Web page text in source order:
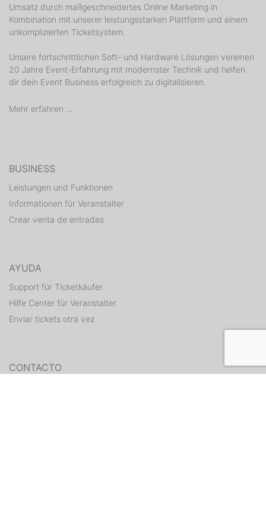
Umsatz durch maßgeschneidertes Online Marketing in
Kombination mit unserer leistungsstarken Plattform und einem
unkomplizierten Ticketsystem.
Unsere fortschrittlichen Soft- und Hardware Lösungen vereinen
20 Jahre Event-Erfahrung mit modernster Technik und helfen
dir dein Event Business erfolgreich zu digitalisieren.
Mehr erfahren ...
BUSINESS
Leistungen und Funktionen
Informationen für Veranstalter
Crear venta de entradas
AYUDA
Support für Ticketkäufer
Hilfe Center für Veranstalter
Enviar tickets otra vez
CONTACTO